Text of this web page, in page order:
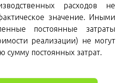
расходов не
значение. Иными
постоянные затраты
реализации) не могут
сумму постоянных затрат.